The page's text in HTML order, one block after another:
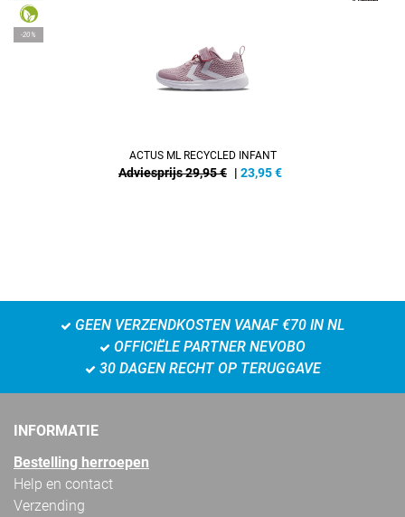
-20%
ACTUS ML RECYCLED INFANT
Adviesprijs 29,95 € | 23,95€
GEEN VERZENDKOSTEN VANAF €70 IN NL
OFFICIËLE PARTNER NEVOBO
30 DAGEN RECHT OP TERUGGAVE
INFORMATIE
Bestelling herroepen
Help en contact
Verzending